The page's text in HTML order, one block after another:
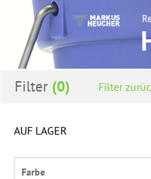
Filter Filter
AUF LAGER
Farbe